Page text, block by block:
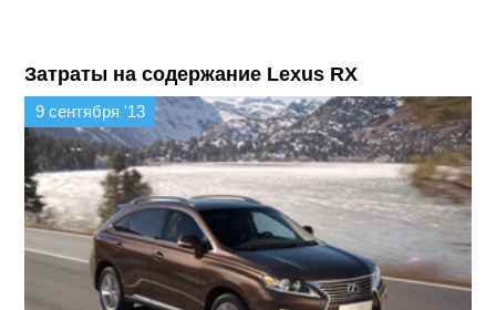
Затраты на содержание Lexus RX
9 сентября '13